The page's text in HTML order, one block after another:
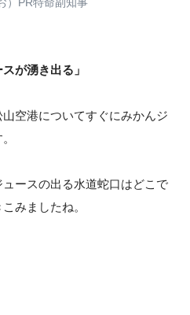
）PR特命副知事
が湧き出る」
空港についてすぐにみかんジ
ースの出る水道蛇口はどこで
みましたね。